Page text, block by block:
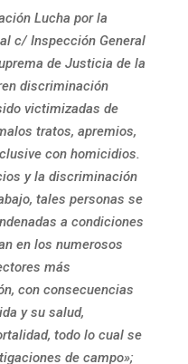
Lucha por la
c/ Inspección General
de Justicia de la
discriminación
victimizadas de
tratos, apremios,
con homicidios.
y la discriminación
tales personas se
a condiciones
en los numerosos
más
con consecuencias
y su salud,
todo lo cual se
de campo»;